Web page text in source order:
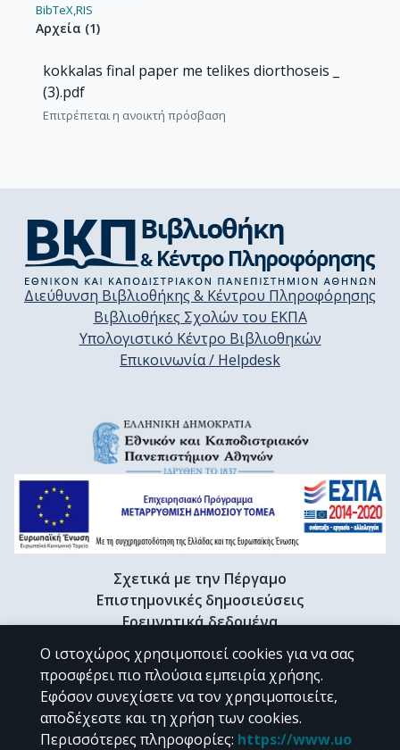
BibTeX,RIS
Αρχεία (1)
kokkalas final paper me telikes diorthoseis _
(3).pdf
Επιτρέπεται η ανοικτή πρόσβαση
Διεύθυνση Βιβλιοθήκης & Κέντρου Πληροφόρησης
Βιβλιοθήκες Σχολών του ΕΚΠΑ
Υπολογιστικό Κέντρο Βιβλιοθηκών
Επικοινωνία / Helpdesk
Σχετικά με την Πέργαμο
Επιστημονικές δημοσιεύσεις
Ερευνητικά δεδομένα
Διδακτορικές διατριβές & Γκρίζα βιβλιογραφία
Προφίλ Ερευνητή
CC BY-NC 4.0
Ο ιστοχώρος χρησιμοποιεί cookies για να σας
προσφέρει πιο πλούσια εμπειρία χρήσης.
Εφόσον συνεχίσετε να τον χρησιμοποιείτε,
αποδέχεστε και τη χρήση των cookies.
Περισσότερες πληροφορίες: https://www.uo